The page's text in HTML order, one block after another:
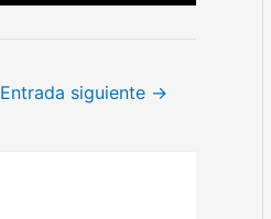
Entrada siguiente →